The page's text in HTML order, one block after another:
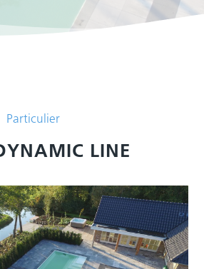
Particulier
LINE